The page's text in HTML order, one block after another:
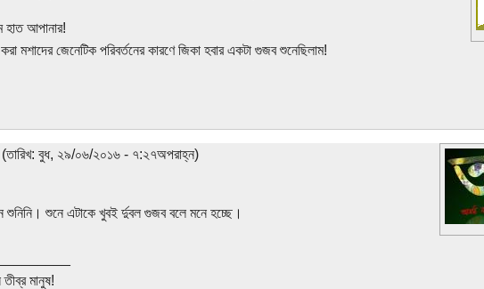
আপানার!
জেনেটিক পরিবর্তনের কারণে জিকা হবার একটা গুজব শুনেছিলাম!
বুধ, ২৯/০৬/২০১৬ - ৭:২৭অপরাহ্ন)
শুনে এটাকে খুবই র্দুবল গুজব বলে মনে হচ্ছে।
মানুষ!